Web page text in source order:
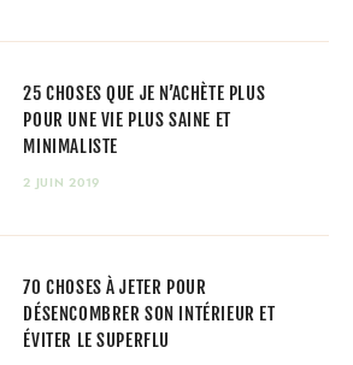
25 CHOSES QUE JE N’ACHÈTE PLUS
POUR UNE VIE PLUS SAINE ET
MINIMALISTE
2 JUIN 2019
70 CHOSES À JETER POUR
DÉSENCOMBRER SON INTÉRIEUR ET
ÉVITER LE SUPERFLU